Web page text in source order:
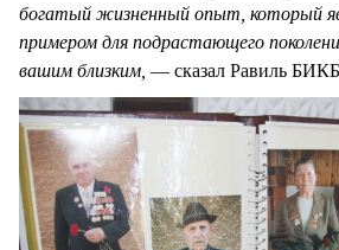
богатый жизненный опыт, который
примером для подрастающего
вашим близким, — сказал Равиль